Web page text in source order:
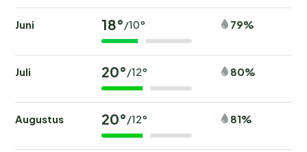
Juni 18°/10° 79%
Juli 20°/12° 80%
Augustus 20°/12° 81%